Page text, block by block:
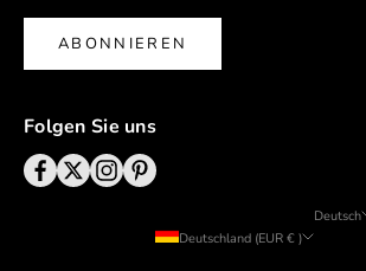
ABONNIEREN
Folgen Sie uns
Deutschland (EUR € )
Deutsch